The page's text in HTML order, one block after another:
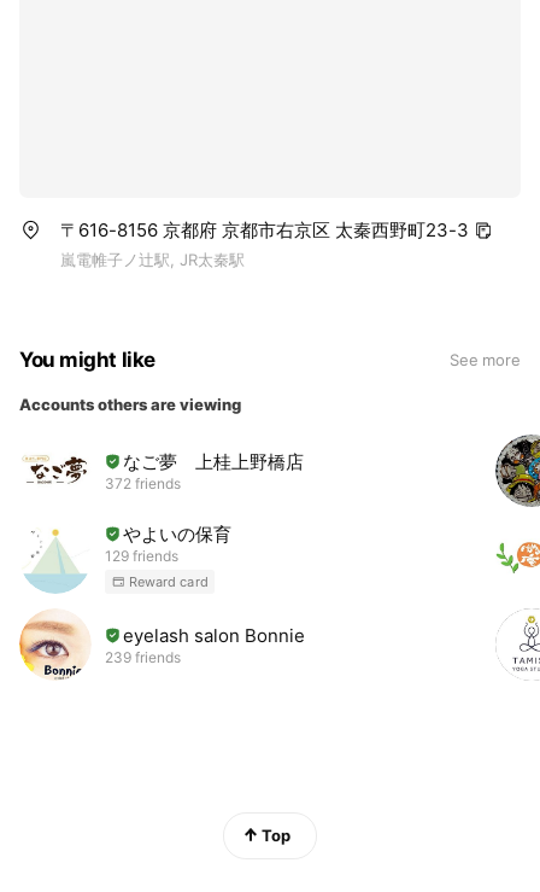
〒616-8156 京都府 京都市右京区 太秦西野町23-3
嵐電帷子ノ辻駅, JR太秦駅
You might like See more
Accounts others are viewing
なご夢 上桂上野橋店
372 friends
やよいの保育
129 friends
Reward card
eyelash salon Bonnie
239 friends
Top